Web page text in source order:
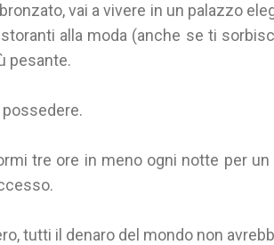
vai a vivere in un palazzo
alla moda (anche se ti
pesante.
tre ore in meno ogni notte per un
tutti il denaro del mondo non